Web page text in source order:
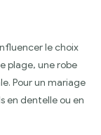
le choix
plage, une robe
Pour un mariage
en dentelle ou en